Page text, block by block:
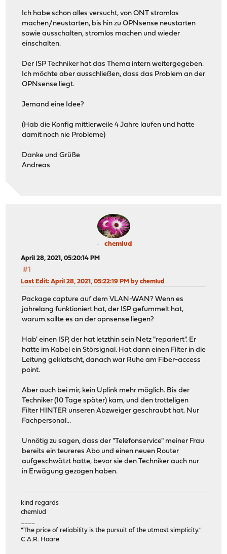
Ich habe schon alles versucht, von ONT stromlos
machen/neustarten, bis hin zu OPNsense neustarten
sowie ausschalten, stromlos machen und wieder
einschalten.
Der ISP Techniker hat das Thema intern weitergegeben.
Ich möchte aber ausschließen, dass das Problem an der
OPNsense liegt.
Jemand eine Idee?
(Hab die Konfig mittlerweile 4 Jahre laufen und hatte
damit noch nie Probleme)
Danke und Grüße
Andreas
chemlud
April 28, 2021, 05:20:14 PM
#1
Last Edit: April 28, 2021, 05:22:19 PM by chemlud
Package capture auf dem VLAN-WAN? Wenn es
jahrelang funktioniert hat, der ISP gefummelt hat,
warum sollte es an der opnsense liegen?
Hab' einen ISP, der hat letzthin sein Netz "repariert". Er
hatte im Kabel ein Störsignal. Hat dann einen Filter in die
Leitung geklatscht, danach war Ruhe am Fiber-access
point.
Aber auch bei mir, kein Uplink mehr möglich. Bis der
Techniker (10 Tage später) kam, und den trotteligen
Filter HINTER unseren Abzweiger geschraubt hat. Nur
Fachpersonal...
Unnötig zu sagen, dass der "Telefonservice" meiner Frau
bereits ein teureres Abo und einen neuen Router
aufgeschwätzt hatte, bevor sie den Techniker auch nur
in Erwägung gezogen haben.
kind regards
chemlud
"The price of reliability is the pursuit of the utmost simplicity."
C.A.R. Hoare